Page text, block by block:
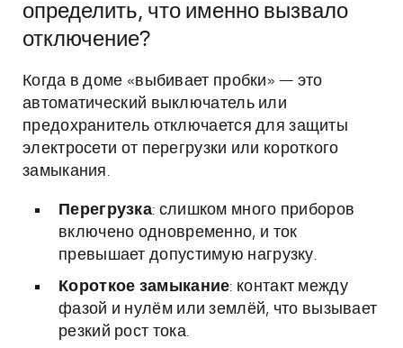
определить, что именно вызвало
отключение?
Когда в доме «выбивает пробки» — это
автоматический выключатель или
предохранитель отключается для защиты
электросети от перегрузки или короткого
замыкания.
Перегрузка: слишком много приборов
включено одновременно, и ток
превышает допустимую нагрузку.
Короткое замыкание: контакт между
фазой и нулём или землёй, что вызывает
резкий рост тока.